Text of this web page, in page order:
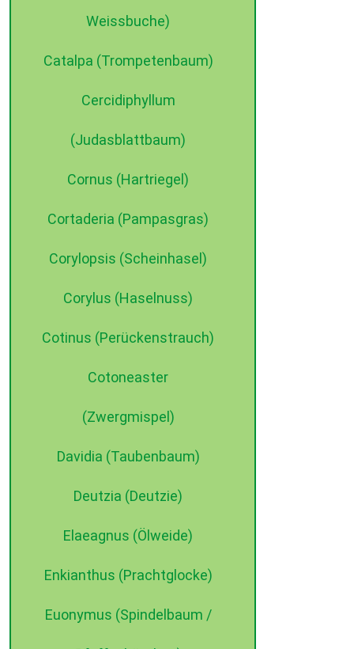
Weissbuche)
Catalpa (Trompetenbaum)
Cercidiphyllum
(Judasblattbaum)
Cornus (Hartriegel)
Cortaderia (Pampasgras)
Corylopsis (Scheinhasel)
Corylus (Haselnuss)
Cotinus (Perückenstrauch)
Cotoneaster
(Zwergmispel)
Davidia (Taubenbaum)
Deutzia (Deutzie)
Elaeagnus (Ölweide)
Enkianthus (Prachtglocke)
Euonymus (Spindelbaum /